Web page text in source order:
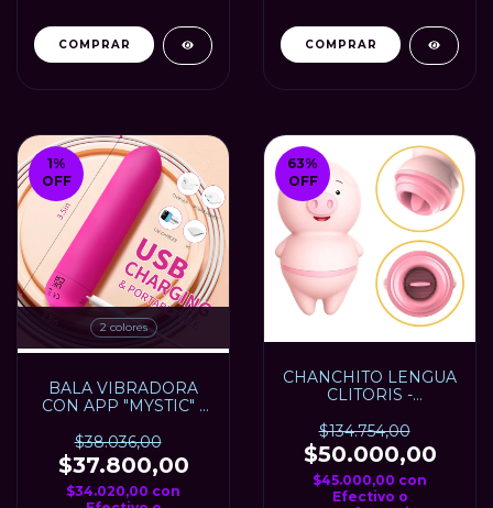
1%
OFF
2 colores
BALA VIBRADORA
CON APP "MYSTIC" -
$38.036,00
$37.800,00
$34.020,00 con
63%
OFF
CHANCHITO LENGUA
CLITORIS -
$134.754,00
$50.000,00
$45.000,00 con
Efectivo o